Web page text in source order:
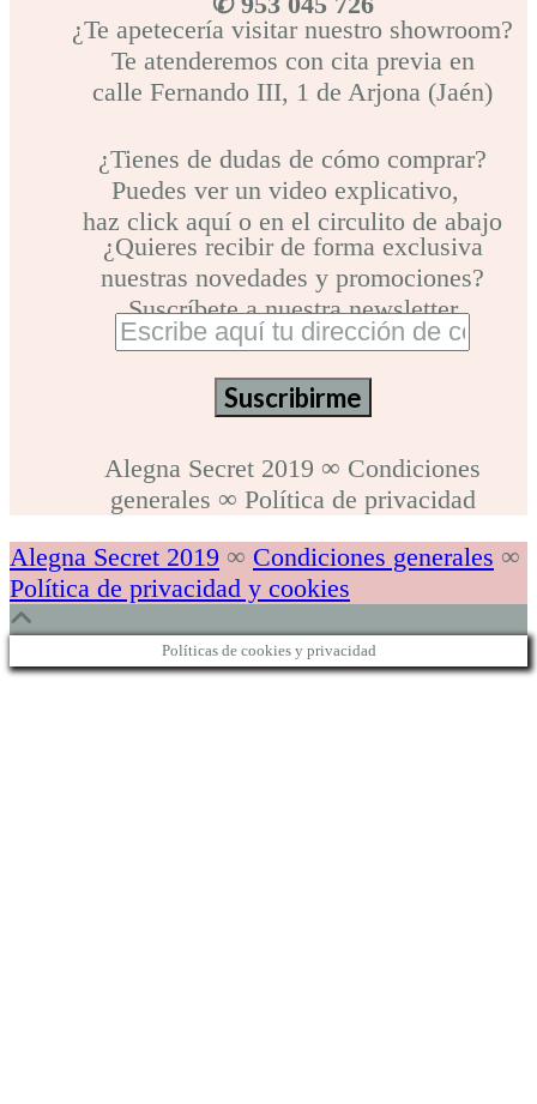
¿Te apetecería visitar nuestro showroom?
Te atenderemos con cita previa en
calle Fernando III, 1 de Arjona (Jaén)
¿Tienes de dudas de cómo comprar?
Puedes ver un video explicativo,
haz click aquí o en el circulito de abajo
¿Quieres recibir de forma exclusiva
nuestras novedades y promociones?
Suscríbete a nuestra newsletter
Alegna Secret 2019 ∞ Condiciones
generales ∞ Política de privacidad
Alegna Secret 2019 ∞ Condiciones generales ∞
Política de privacidad y cookies
Políticas de cookies y privacidad